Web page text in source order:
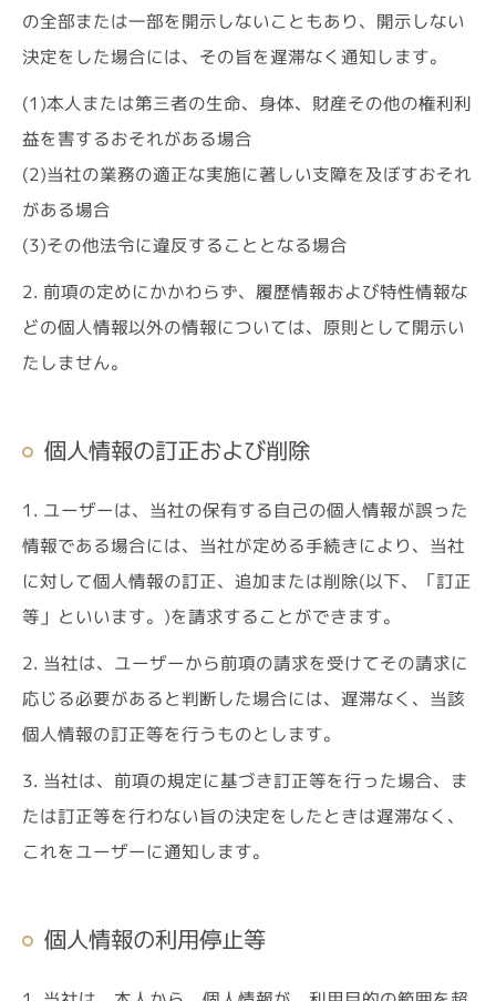
の全部または一部を開示しないこともあり、開示しない
決定をした場合には、その旨を遅滞なく通知します。
(1)本人または第三者の生命、身体、財産その他の権利利
益を害するおそれがある場合
(2)当社の業務の適正な実施に著しい支障を及ぼすおそれ
がある場合
(3)その他法令に違反することとなる場合
2. 前項の定めにかかわらず、履歴情報および特性情報な
どの個人情報以外の情報については、原則として開示い
たしません。
個人情報の訂正および削除
1. ユーザーは、当社の保有する自己の個人情報が誤った
情報である場合には、当社が定める手続きにより、当社
に対して個人情報の訂正、追加または削除(以下、「訂正
等」といいます。)を請求することができます。
2. 当社は、ユーザーから前項の請求を受けてその請求に
応じる必要があると判断した場合には、遅滞なく、当該
個人情報の訂正等を行うものとします。
3. 当社は、前項の規定に基づき訂正等を行った場合、ま
たは訂正等を行わない旨の決定をしたときは遅滞なく、
これをユーザーに通知します。
個人情報の利用停止等